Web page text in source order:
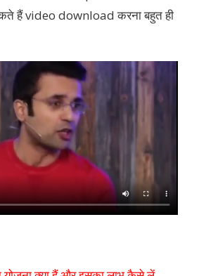
हैं video download करना बहुत ही